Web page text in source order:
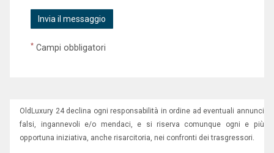
* Campi obbligatori
OldLuxury 24 declina ogni responsabilità in ordine ad eventuali annunci
falsi, ingannevoli e/o mendaci, e si riserva comunque ogni e più
opportuna iniziativa, anche risarcitoria, nei confronti dei trasgressori.